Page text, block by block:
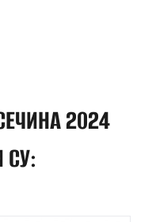
2024